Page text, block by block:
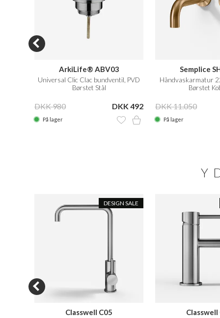
ArkiLife® ABV03
Universal Clic Clac bundventil, PVD
Børstet Stål
DKK 980 DKK 492
På lager
Semplice
Håndvaskarmatur
Børstet
DKK 11.050
På lager
DESIGN SALE
Classwell C05 Classwell